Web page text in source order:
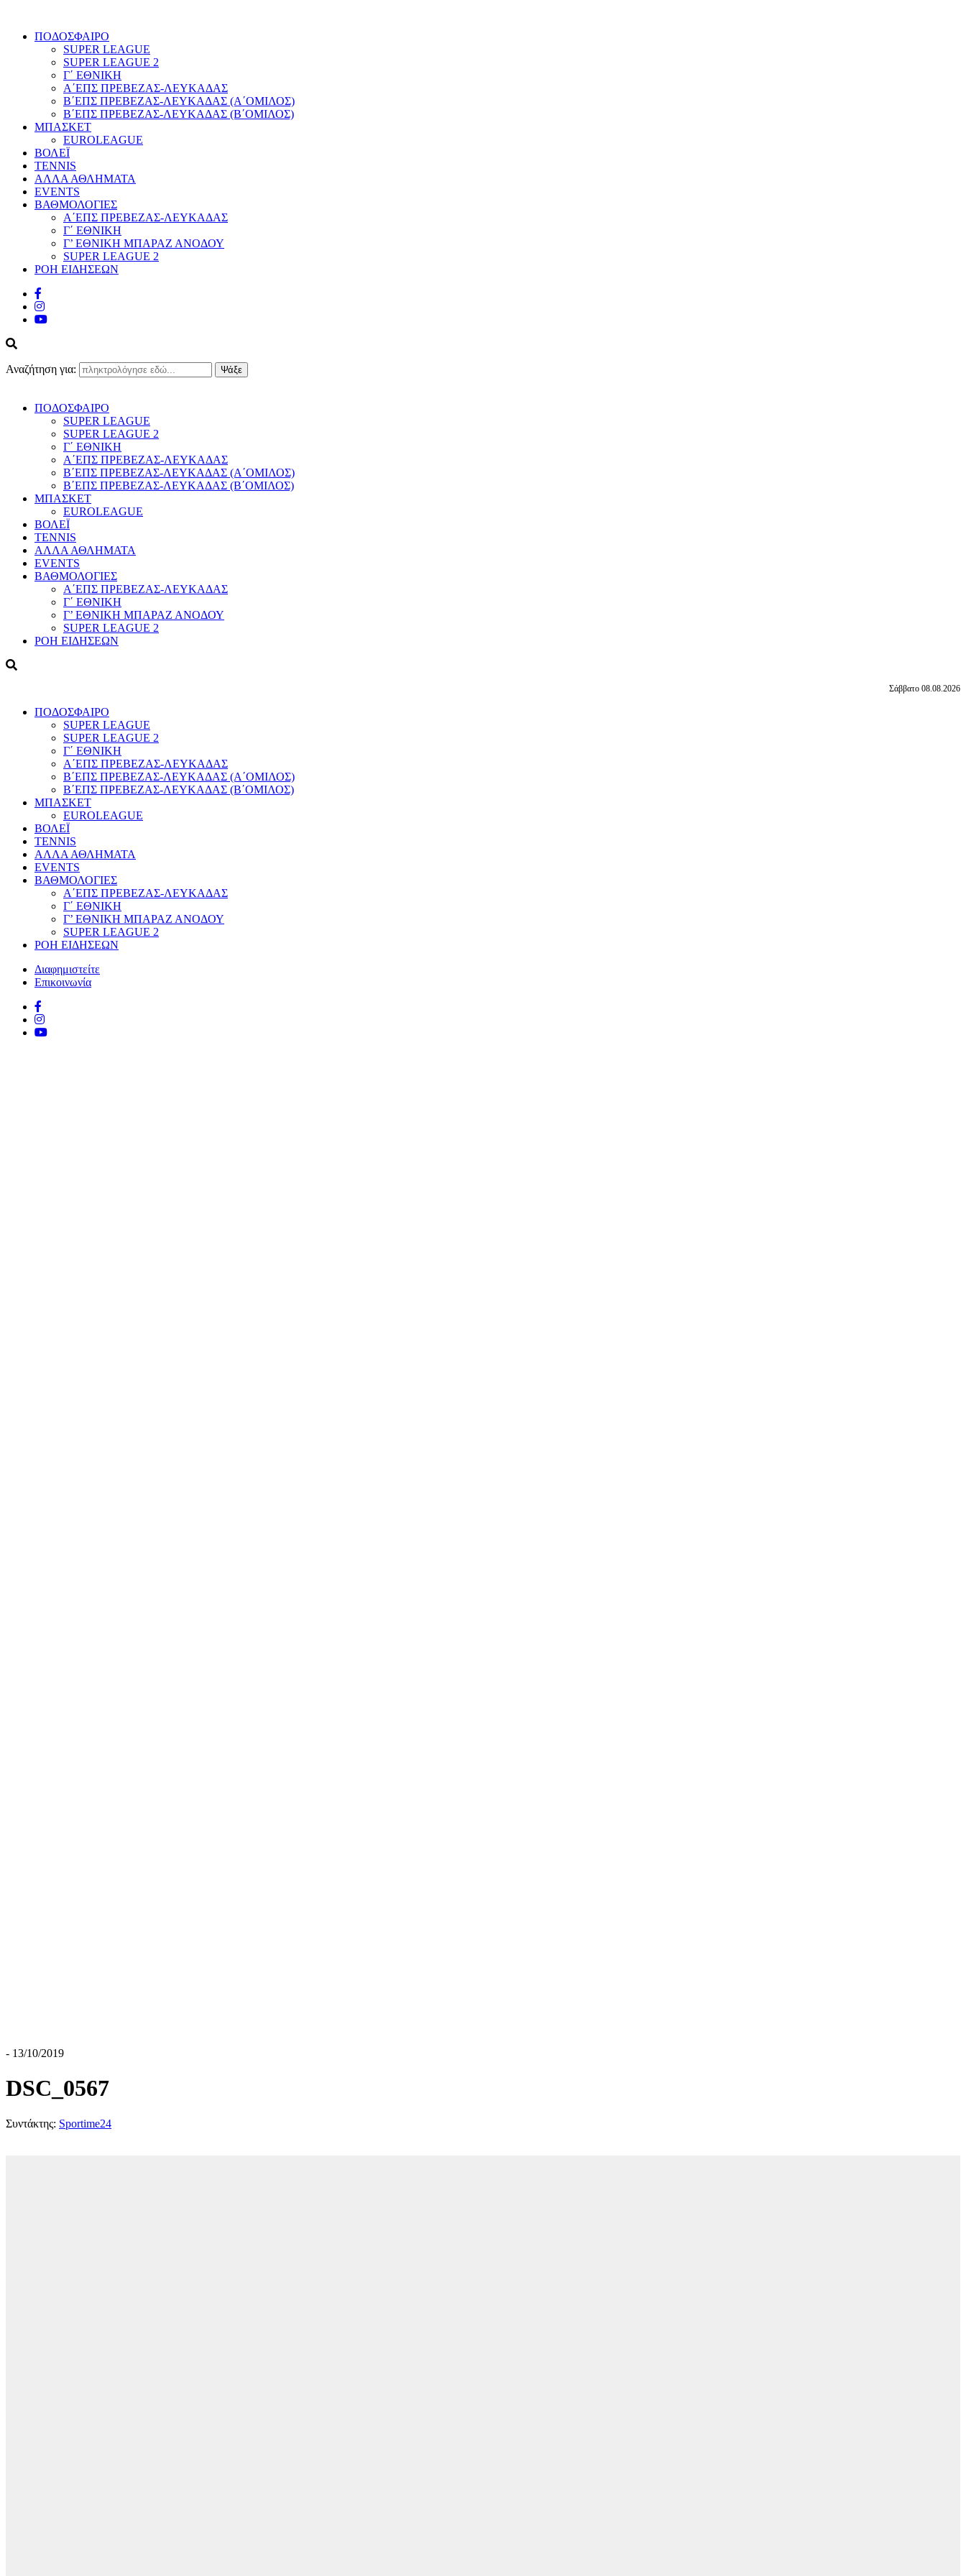
ΠΟΔΟΣΦΑΙΡΟ
SUPER LEAGUE
SUPER LEAGUE 2
Γ΄ ΕΘΝΙΚΗ
Α΄ΕΠΣ ΠΡΕΒΕΖΑΣ-ΛΕΥΚΑΔΑΣ
Β΄ΕΠΣ ΠΡΕΒΕΖΑΣ-ΛΕΥΚΑΔΑΣ (Α΄ΟΜΙΛΟΣ)
Β΄ΕΠΣ ΠΡΕΒΕΖΑΣ-ΛΕΥΚΑΔΑΣ (Β΄ΟΜΙΛΟΣ)
ΜΠΑΣΚΕΤ
EUROLEAGUE
ΒΟΛΕΪ
TENNIS
ΑΛΛΑ ΑΘΛΗΜΑΤΑ
EVENTS
ΒΑΘΜΟΛΟΓΙΕΣ
Α΄ΕΠΣ ΠΡΕΒΕΖΑΣ-ΛΕΥΚΑΔΑΣ
Γ΄ ΕΘΝΙΚΗ
Γ’ ΕΘΝΙΚΗ ΜΠΑΡΑΖ ΑΝΟΔΟΥ
SUPER LEAGUE 2
ΡΟΗ ΕΙΔΗΣΕΩΝ
Αναζήτηση για:
ΠΟΔΟΣΦΑΙΡΟ
SUPER LEAGUE
SUPER LEAGUE 2
Γ΄ ΕΘΝΙΚΗ
Α΄ΕΠΣ ΠΡΕΒΕΖΑΣ-ΛΕΥΚΑΔΑΣ
Β΄ΕΠΣ ΠΡΕΒΕΖΑΣ-ΛΕΥΚΑΔΑΣ (Α΄ΟΜΙΛΟΣ)
Β΄ΕΠΣ ΠΡΕΒΕΖΑΣ-ΛΕΥΚΑΔΑΣ (Β΄ΟΜΙΛΟΣ)
ΜΠΑΣΚΕΤ
EUROLEAGUE
ΒΟΛΕΪ
TENNIS
ΑΛΛΑ ΑΘΛΗΜΑΤΑ
EVENTS
ΒΑΘΜΟΛΟΓΙΕΣ
Α΄ΕΠΣ ΠΡΕΒΕΖΑΣ-ΛΕΥΚΑΔΑΣ
Γ΄ ΕΘΝΙΚΗ
Γ’ ΕΘΝΙΚΗ ΜΠΑΡΑΖ ΑΝΟΔΟΥ
SUPER LEAGUE 2
ΡΟΗ ΕΙΔΗΣΕΩΝ
Σάββατο 08.08.2026
ΠΟΔΟΣΦΑΙΡΟ
SUPER LEAGUE
SUPER LEAGUE 2
Γ΄ ΕΘΝΙΚΗ
Α΄ΕΠΣ ΠΡΕΒΕΖΑΣ-ΛΕΥΚΑΔΑΣ
Β΄ΕΠΣ ΠΡΕΒΕΖΑΣ-ΛΕΥΚΑΔΑΣ (Α΄ΟΜΙΛΟΣ)
Β΄ΕΠΣ ΠΡΕΒΕΖΑΣ-ΛΕΥΚΑΔΑΣ (Β΄ΟΜΙΛΟΣ)
ΜΠΑΣΚΕΤ
EUROLEAGUE
ΒΟΛΕΪ
TENNIS
ΑΛΛΑ ΑΘΛΗΜΑΤΑ
EVENTS
ΒΑΘΜΟΛΟΓΙΕΣ
Α΄ΕΠΣ ΠΡΕΒΕΖΑΣ-ΛΕΥΚΑΔΑΣ
Γ΄ ΕΘΝΙΚΗ
Γ’ ΕΘΝΙΚΗ ΜΠΑΡΑΖ ΑΝΟΔΟΥ
SUPER LEAGUE 2
ΡΟΗ ΕΙΔΗΣΕΩΝ
Διαφημιστείτε
Επικοινωνία
- 13/10/2019
DSC_0567
Συντάκτης: Sportime24